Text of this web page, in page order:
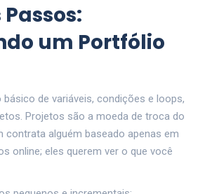
um Portfólio
básico de variáveis, condições e loops,
Projetos são a moeda de troca do
contrata alguém baseado apenas em
online; eles querem ver o que você